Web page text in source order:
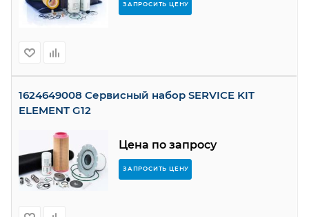
ЗАПРОСИТЬ ЦЕНУ
1624649008 Сервисный набор SERVICE KIT
ELEMENT G12
Цена по запросу
ЗАПРОСИТЬ ЦЕНУ